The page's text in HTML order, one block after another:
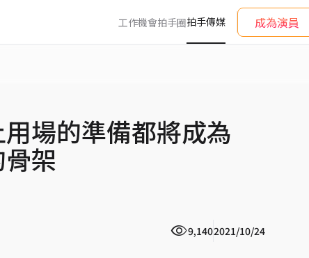
工作機會拍手圈拍手傳媒 成為演員
場的準備都將成為
架
9,1402021/10/24